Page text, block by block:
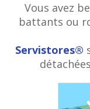
Vous avez
battants ou
Servistores®